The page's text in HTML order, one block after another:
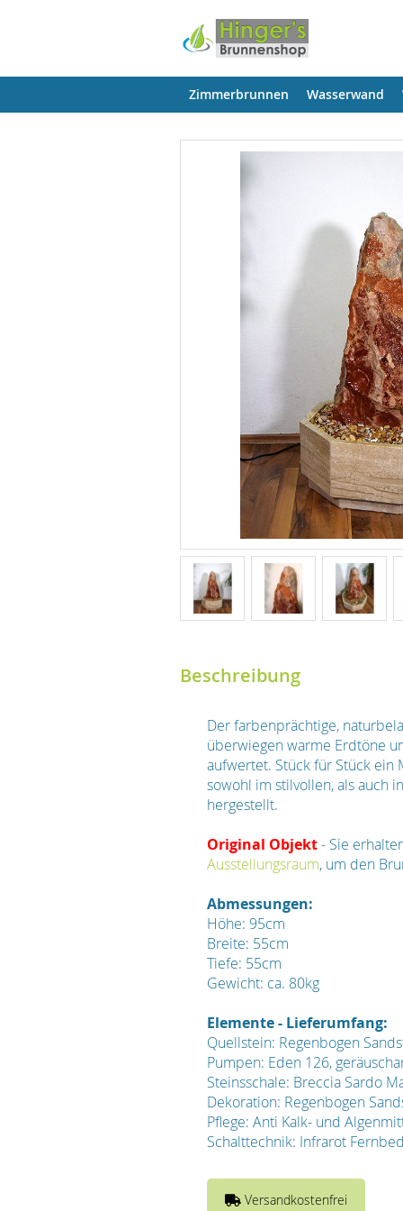
Zimmerbrunnen Wasserwand
Beschreibung
Der farbenprächtige,
überwiegen warme Erdtöne
aufwertet. Stück für Stück
sowohl im stilvollen, als auch
hergestellt.
Original Objekt- Sie
Ausstellungsraum, um den
Abmessungen:
Höhe: 95cm
Breite: 55cm
Tiefe: 55cm
Gewicht: ca. 80kg
Elemente - Lieferumfang:
Quellstein: Regenbogen
Pumpen: Eden 126,
Steinsschale: Breccia Sardo
Dekoration: Regenbogen
Pflege: Anti Kalk- und
Schalttechnik: Infrarot
Versandkostenfrei